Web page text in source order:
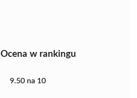
Ocena w rankingu
9.50 na 10